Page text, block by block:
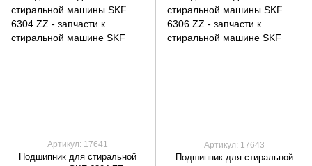
Артикул: 17641
Подшипник для стиральной
Артикул: 17643
Подшипник для стиральной